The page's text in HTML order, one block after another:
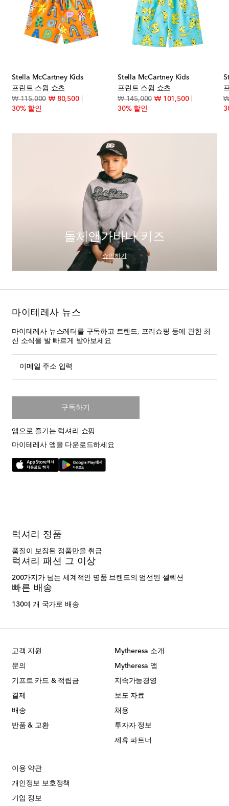
Stella McCartney Kids
프린트 스윔 쇼츠
₩ 115,000original price
₩ 80,500discount price
30% 할인
Stella McCartney Kids
프린트 스윔 쇼츠
₩ 145,000original price
₩ 101,500discount
30% 할인
₩
price
돌체앤가바나 키즈
쇼핑하기
마이테레사 뉴스
마이테레사 뉴스레터를 구독하고 트렌드, 프리쇼핑 등에 관한 최
신 소식을 발 빠르게 받아보세요
이메일 주소 입력
구독하기
앱으로 즐기는 럭셔리 쇼핑
마이테레사 앱을 다운로드하세요
럭셔리 정품
품질이 보장된 정품만을 취급
럭셔리 패션 그 이상
200가지가 넘는 세계적인 명품 브랜드의 엄선된 셀렉션
빠른 배송
130여 개 국가로 배송
고객 지원
문의
기프트 카드 & 적립금
결제
배송
반품 & 교환
Mytheresa 소개
Mytheresa 앱
지속가능경영
보도 자료
채용
투자자 정보
제휴 파트너
이용 약관
개인정보 보호정책
기업 정보